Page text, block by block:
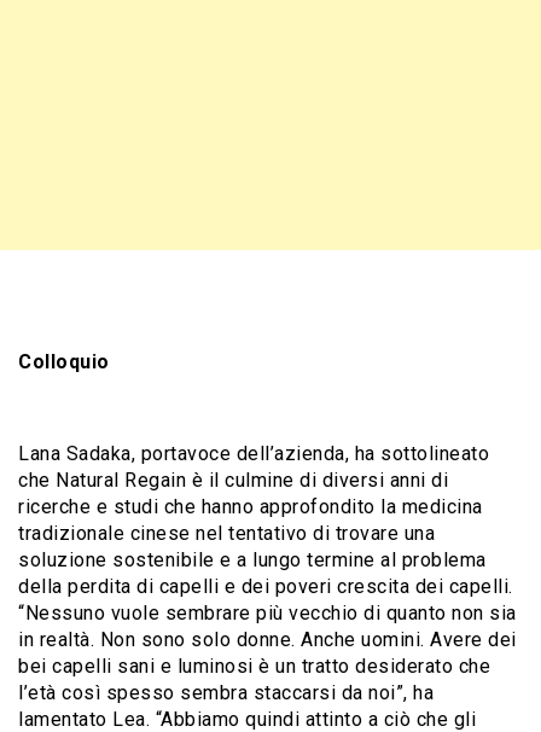
Colloquio
Lana Sadaka, portavoce dell’azienda, ha sottolineato
che Natural Regain è il culmine di diversi anni di
ricerche e studi che hanno approfondito la medicina
tradizionale cinese nel tentativo di trovare una
soluzione sostenibile e a lungo termine al problema
della perdita di capelli e dei poveri crescita dei capelli.
“Nessuno vuole sembrare più vecchio di quanto non sia
in realtà. Non sono solo donne. Anche uomini. Avere dei
bei capelli sani e luminosi è un tratto desiderato che
l’età così spesso sembra staccarsi da noi”, ha
lamentato Lea. “Abbiamo quindi attinto a ciò che gli